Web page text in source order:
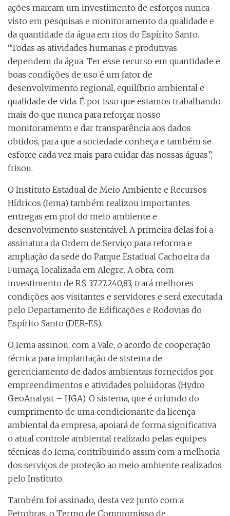
ações marcam um investimento de esforços nunca
visto em pesquisas e monitoramento da qualidade e
da quantidade da água em rios do Espírito Santo.
“Todas as atividades humanas e produtivas
dependem da água. Ter esse recurso em quantidade e
boas condições de uso é um fator de
desenvolvimento regional, equilíbrio ambiental e
qualidade de vida. É por isso que estamos trabalhando
mais do que nunca para reforçar nosso
monitoramento e dar transparência aos dados
obtidos, para que a sociedade conheça e também se
esforce cada vez mais para cuidar das nossas águas”,
frisou.
O Instituto Estadual de Meio Ambiente e Recursos
Hídricos (Iema) também realizou importantes
entregas em prol do meio ambiente e
desenvolvimento sustentável. A primeira delas foi a
assinatura da Ordem de Serviço para reforma e
ampliação da sede do Parque Estadual Cachoeira da
Fumaça, localizada em Alegre. A obra, com
investimento de R$ 3.727.240,83, trará melhores
condições aos visitantes e servidores e será executada
pelo Departamento de Edificações e Rodovias do
Espírito Santo (DER-ES).
O Iema assinou, com a Vale, o acordo de cooperação
técnica para implantação de sistema de
gerenciamento de dados ambientais fornecidos por
empreendimentos e atividades poluidoras (Hydro
GeoAnalyst – HGA). O sistema, que é oriundo do
cumprimento de uma condicionante da licença
ambiental da empresa, apoiará de forma significativa
o atual controle ambiental realizado pelas equipes
técnicas do Iema, contribuindo assim com a melhoria
dos serviços de proteção ao meio ambiente realizados
pelo Instituto.
Também foi assinado, desta vez junto com a
Petrobras, o Termo de Compromisso de